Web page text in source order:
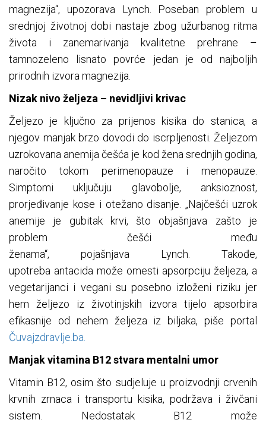
magnezija“, upozorava Lynch. Poseban problem u
srednjoj životnoj dobi nastaje zbog užurbanog ritma
života i zanemarivanja kvalitetne prehrane –
tamnozeleno lisnato povrće jedan je od najboljih
prirodnih izvora magnezija.
Nizak nivo željeza – nevidljivi krivac
Željezo je ključno za prijenos kisika do stanica, a
njegov manjak brzo dovodi do iscrpljenosti. Željezom
uzrokovana anemija češća je kod žena srednjih godina,
naročito tokom perimenopauze i menopauze.
Simptomi uključuju glavobolje, anksioznost,
prorjeđivanje kose i otežano disanje. „Najčešći uzrok
anemije je gubitak krvi, što objašnjava zašto je
problem češći među
ženama“, pojašnjava Lynch. Takođe,
upotreba antacida može omesti apsorpciju željeza, a
vegetarijanci i vegani su posebno izloženi riziku jer
hem željezo iz životinjskih izvora tijelo apsorbira
efikasnije od nehem željeza iz biljaka, piše portal
Čuvajzdravlje.ba.
Manjak vitamina B12 stvara mentalni umor
Vitamin B12, osim što sudjeluje u proizvodnji crvenih
krvnih zrnaca i transportu kisika, podržava i živčani
sistem. Nedostatak B12 može